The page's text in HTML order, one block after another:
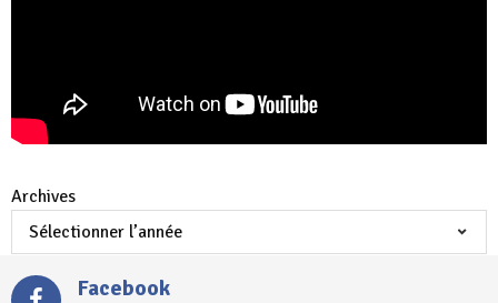
Archives
Facebook